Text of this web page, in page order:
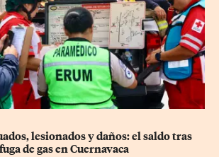
lesionados y daños: el saldo tras
de gas en Cuernavaca